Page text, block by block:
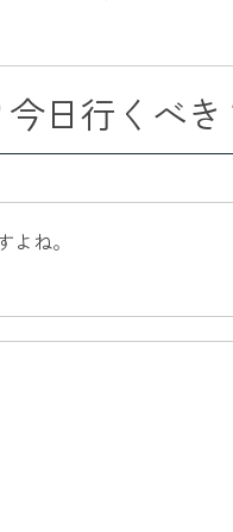
日行くべ
ね。